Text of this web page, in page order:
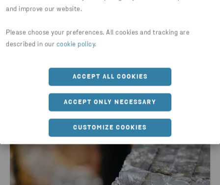
and improve our website.
Please choose your preferences. All cookies and tracking are
described in our cookie policy.
ACCEPT ALL COOKIES
ACCEPT ONLY NECESSARY
CUSTOMIZE COOKIES
doświadczenia finalistów Stena
Circular Economy Award. Od pilotażu
do skalowalnych modeli biznesowych
CZYTAJ AKTUALNOŚCI